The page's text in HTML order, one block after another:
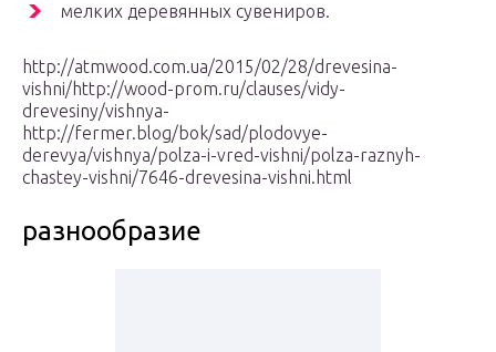
мелких деревянных сувениров.
http://atmwood.com.ua/2015/02/28/drevesina-
vishni/http://wood-prom.ru/clauses/vidy-
drevesiny/vishnya-
http://fermer.blog/bok/sad/plodovye-
derevya/vishnya/polza-i-vred-vishni/polza-raznyh-
chastey-vishni/7646-drevesina-vishni.html
разнообразие